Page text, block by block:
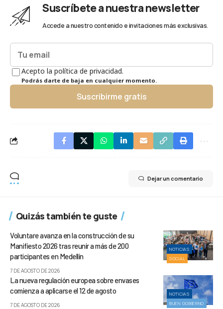
Suscríbete a nuestra newsletter
Accede a nuestro contenido e invitaciones más exclusivas.
Acepto la política de privacidad.
Podrás darte de baja en cualquier momento.
Suscribirme gratis
Dejar un comentario
Quizás también te guste
NOTICIAS
SOCIAL
Voluntare avanza en la construcción de su
Manifiesto 2026 tras reunir a más de 200
participantes en Medellín
7 DE AGOSTO DE 2026
NOTICIAS
BUEN GOBIERNO
La nueva regulación europea sobre envases
comienza a aplicarse el 12 de agosto
7 DE AGOSTO DE 2026